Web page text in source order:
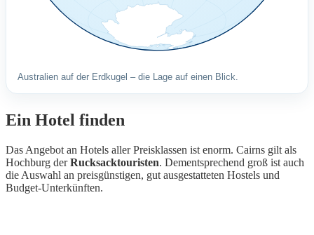
Australien auf der Erdkugel – die Lage auf einen Blick.
Ein Hotel finden
Das Angebot an Hotels aller Preisklassen ist enorm. Cairns gilt als
Hochburg derRucksacktouristen. Dementsprechend groß ist auch
die Auswahl an preisgünstigen, gut ausgestatteten Hostels und
Budget-Unterkünften.